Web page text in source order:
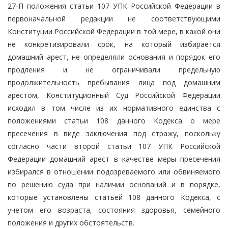
27-П положения статьи 107 УПК Российской Федерации в
первоначальной редакции не соответствующими
Конституции Российской Федерации в той мере, в какой они
не конкретизировали срок, на который избирается
домашний арест, не определяли основания и порядок его
продления и не ограничивали предельную
продолжительность пребывания лица под домашним
арестом, Конституционный Суд Российской Федерации
исходил в том числе из их нормативного единства с
положениями статьи 108 данного Кодекса о мере
пресечения в виде заключения под стражу, поскольку
согласно части второй статьи 107 УПК Российской
Федерации домашний арест в качестве меры пресечения
избирался в отношении подозреваемого или обвиняемого
по решению суда при наличии оснований и в порядке,
которые установлены статьей 108 данного Кодекса, с
учетом его возраста, состояния здоровья, семейного
положения и других обстоятельств.